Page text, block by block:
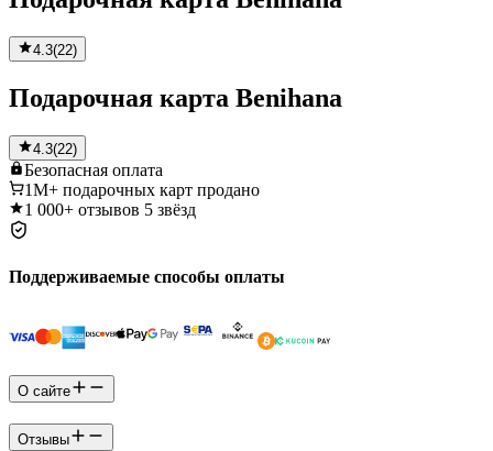
4.3(22)
Подарочная карта Benihana
4.3(22)
Безопасная оплата
1M+ подарочных карт продано
1 000+ отзывов 5 звёзд
Поддерживаемые способы оплаты
О сайте
Отзывы